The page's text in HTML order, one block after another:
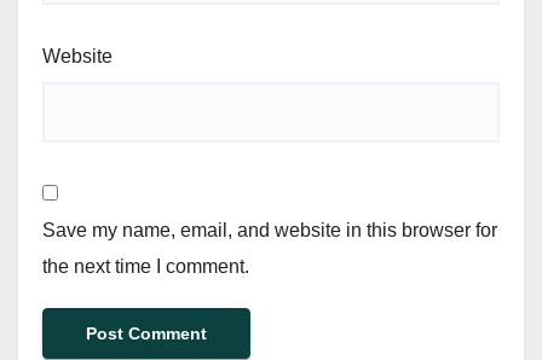
Website
Save my name, email, and website in this browser for
the next time I comment.